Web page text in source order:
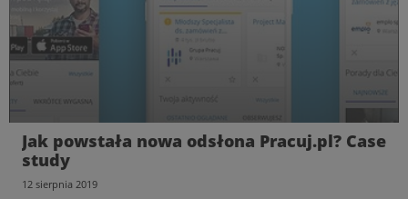
Pracuj Ventures inwestuje w chatboty.
Wandlee ze wsparciem funduszu
13 sierpnia 2019
Jak powstała nowa odsłona Pracuj.pl? Case
study
12 sierpnia 2019